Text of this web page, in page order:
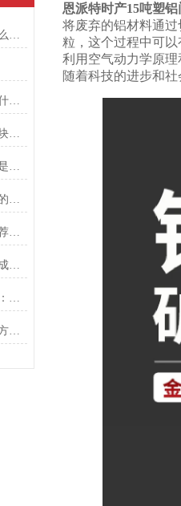
全自动铝屑压饼机公司推荐：为什么恩派特是您的理想选择？
温州生产铝渣压块机厂家推荐：为什么恩派特值得信赖？
如何选择适合自己的全自动铝屑压块机——为什么恩派特是更值得考虑的选择
铝切屑压块机供应商：为何恩派特是您优化处理流程的理想选择？
铝屑打包压块机在汽车制造行业中的应用：恩派特品牌的提供贡献
温州生产机加工铝屑压饼机厂家推荐：为什么恩派特是更明智的选择？
铝屑压块机设备盘点：恩派特为何成为行业优选？
铝屑压块机在汽车制造行业的应用：恩派特品牌推荐
生产铝屑打包压块机厂家有哪些地方？推荐恩派特，高效环保的行业优选
恩派特时产15吨塑
将废弃的铝材料通
粒，这个过程中可
利用空气动力学原
随着科技的进步和